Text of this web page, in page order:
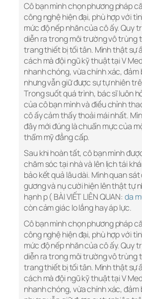
Cô bạn mình chọn phương pháp
công nghệ hiện đại, phù hợp với
mức độ nếp nhăn của cô ấy. Quy
diễn ra trong môi trường vô trùng
trang thiết bị tối tân. Mình thật sự
cách mà đội ngũ kỹ thuật tại V
nhanh chóng, vừa chính xác, đảm
nhưng vẫn giữ được sự tự nhiên
Trong suốt quá trình, bác sĩ luôn
của cô bạn mình và điều chỉnh
cô ấy cảm thấy thoải mái nhất.
đây mới đúng là chuẩn mực của
thẩm mỹ đẳng cấp.
Sau khi hoàn tất, cô bạn mình
chăm sóc tại nhà và lên lịch tái
bảo kết quả lâu dài. Mình quan sát
gương và nụ cười hiện lên thật tự
hạnh p ( BÀI VIẾT LIÊN QUAN:da
còn cảm giác lo lắng hay áp lực.
Cô bạn mình chọn phương pháp
công nghệ hiện đại, phù hợp với
mức độ nếp nhăn của cô ấy. Quy
diễn ra trong môi trường vô trùng
trang thiết bị tối tân. Mình thật sự
cách mà đội ngũ kỹ thuật tại V
nhanh chóng, vừa chính xác, đảm